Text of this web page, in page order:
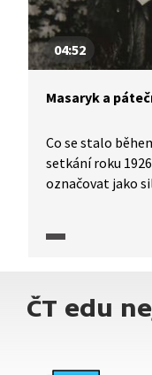
04:52
Masaryk a
Co se stalo
setkání roku
označovat jako
a pátečníci se k
ČT edu